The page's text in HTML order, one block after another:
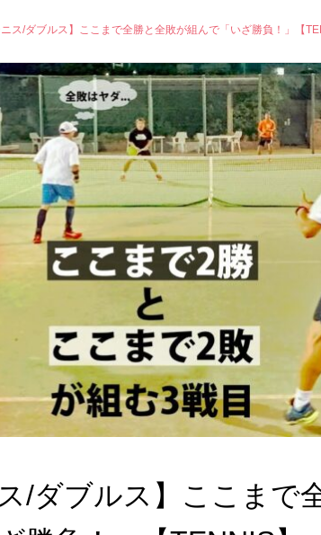
ニス/ダブルス】ここまで全勝と全敗が組んで「いざ勝負！」【
ス/ダブルス】ここまで